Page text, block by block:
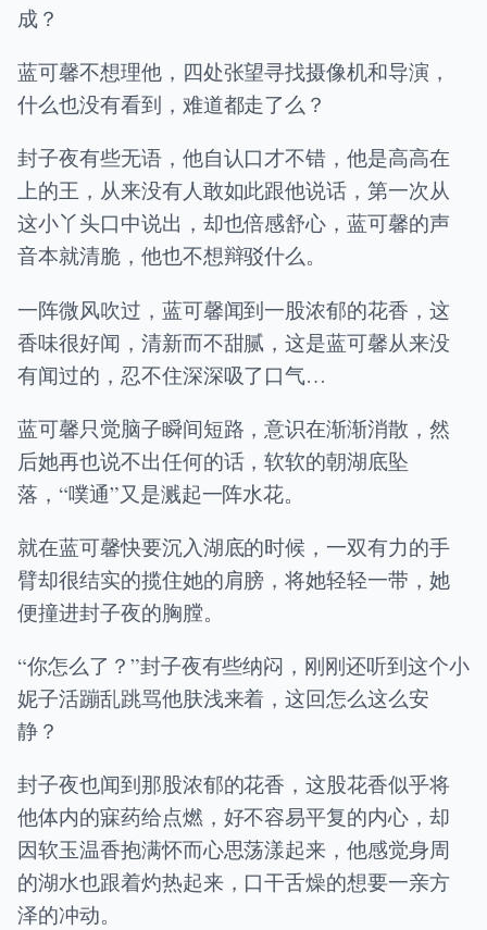
成？
蓝可馨不想理他，四处张望寻找摄像机和导演，
什么也没有看到，难道都走了么？
封子夜有些无语，他自认口才不错，他是高高在
上的王，从来没有人敢如此跟他说话，第一次从
这小丫头口中说出，却也倍感舒心，蓝可馨的声
音本就清脆，他也不想辩驳什么。
一阵微风吹过，蓝可馨闻到一股浓郁的花香，这
香味很好闻，清新而不甜腻，这是蓝可馨从来没
有闻过的，忍不住深深吸了口气…
蓝可馨只觉脑子瞬间短路，意识在渐渐消散，然
后她再也说不出任何的话，软软的朝湖底坠
落，“噗通”又是溅起一阵水花。
就在蓝可馨快要沉入湖底的时候，一双有力的手
臂却很结实的揽住她的肩膀，将她轻轻一带，她
便撞进封子夜的胸膛。
“你怎么了？”封子夜有些纳闷，刚刚还听到这个小
妮子活蹦乱跳骂他肤浅来着，这回怎么这么安
静？
封子夜也闻到那股浓郁的花香，这股花香似乎将
他体内的寐药给点燃，好不容易平复的内心，却
因软玉温香抱满怀而心思荡漾起来，他感觉身周
的湖水也跟着灼热起来，口干舌燥的想要一亲方
泽的冲动。